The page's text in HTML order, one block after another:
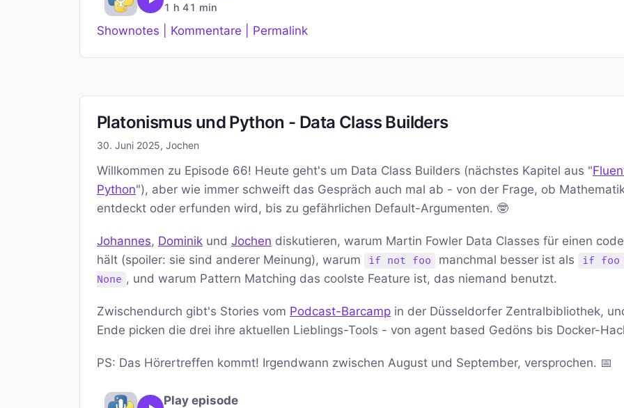
1 h 41 min
Shownotes | Kommentare | Permalink
Platonismus und Python - Data Class Builders
30. Juni 2025, Jochen
Willkommen zu Episode 66! Heute geht's um Data Class Builders (nächstes Kapitel aus "
Python"), aber wie immer schweift das Gespräch auch mal ab - von der Frage, ob
entdeckt oder erfunden wird, bis zu gefährlichen Default-Argumenten. 🤓
Johannes, Dominik und Jochen diskutieren, warum Martin Fowler Data Classes für einen
hält (spoiler: sie sind anderer Meinung), warum
if not foo manchmal besser ist als
if foo
None , und warum Pattern Matching das coolste Feature ist, das niemand benutzt.
Zwischendurch gibt's Stories vom Podcast-Barcamp in der Düsseldorfer Zentralbibliothek,
Ende picken die drei ihre aktuellen Lieblings-Tools - von agent based Gedöns bis Docker-
PS: Das Hörertreffen kommt! Irgendwann zwischen August und September, versprochen. 📅
Play episode